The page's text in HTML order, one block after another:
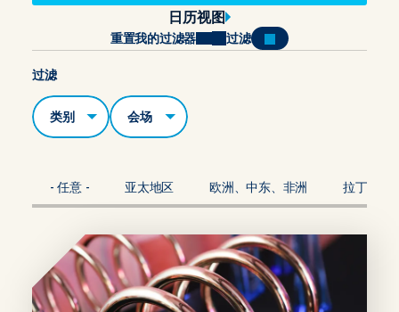
日历视图
重置我的过滤器 过滤
过滤
类别 场地
- 任意 - 亚太地区 欧洲、中东、非洲 拉丁美洲